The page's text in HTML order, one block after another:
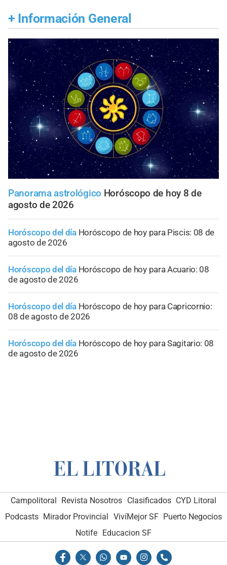
+ Información General
Panorama astrológico Horóscopo de hoy 8 de
agosto de 2026
Horóscopo del día Horóscopo de hoy para Piscis: 08 de
agosto de 2026
Horóscopo del día Horóscopo de hoy para Acuario: 08
de agosto de 2026
Horóscopo del día Horóscopo de hoy para Capricornio:
08 de agosto de 2026
Horóscopo del día Horóscopo de hoy para Sagitario: 08
de agosto de 2026
Campolitoral Revista Nosotros Clasificados CYD Litoral
Podcasts Mirador Provincial VivíMejor SF Puerto Negocios
Notife Educacion SF